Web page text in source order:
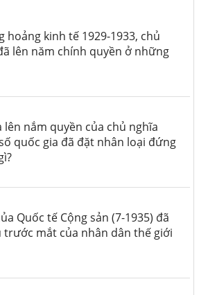
hoảng kinh tế 1929-1933, chủ
lên năm chính quyền ở những
lên nắm quyền của chủ nghĩa
quốc gia đã đặt nhân loại đứng
Quốc tế Cộng sản (7-1935) đã
trước mắt của nhân dân thế giới